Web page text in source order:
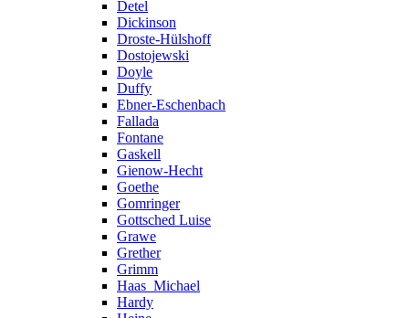
Detel
Dickinson
Droste-Hülshoff
Dostojewski
Doyle
Duffy
Ebner-Eschenbach
Fallada
Fontane
Gaskell
Gienow-Hecht
Goethe
Gomringer
Gottsched Luise
Grawe
Grether
Grimm
Haas_Michael
Hardy